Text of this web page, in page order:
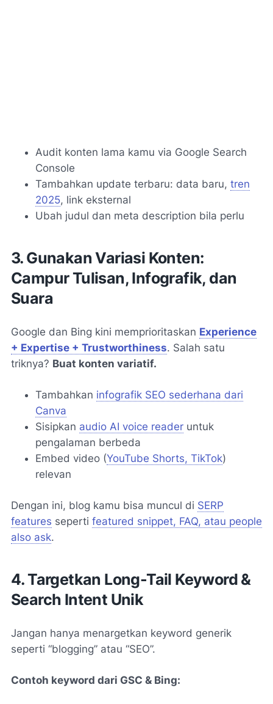
Audit konten lama kamu via Google Search
Console
Tambahkan update terbaru: data baru, tren
2025, link eksternal
Ubah judul dan meta description bila perlu
3. Gunakan Variasi Konten:
Campur Tulisan, Infografik, dan
Suara
Google dan Bing kini memprioritaskan Experience
+ Expertise + Trustworthiness. Salah satu
triknya? Buat konten variatif.
Tambahkan infografik SEO sederhana dari
Canva
Sisipkan audio AI voice reader untuk
pengalaman berbeda
Embed video (YouTube Shorts, TikTok)
relevan
Dengan ini, blog kamu bisa muncul di SERP
features seperti featured snippet, FAQ, atau people
also ask.
4. Targetkan Long-Tail Keyword &
Search Intent Unik
Jangan hanya menargetkan keyword generik
seperti “blogging” atau “SEO”.
Contoh keyword dari GSC & Bing: